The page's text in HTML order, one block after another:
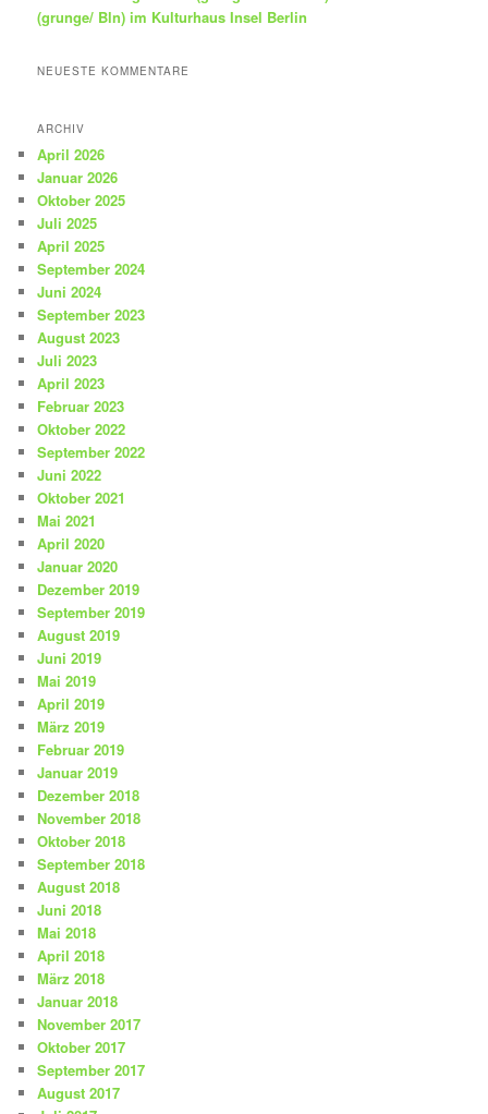
(grunge/ Bln) im Kulturhaus Insel Berlin
NEUESTE KOMMENTARE
ARCHIV
April 2026
Januar 2026
Oktober 2025
Juli 2025
April 2025
September 2024
Juni 2024
September 2023
August 2023
Juli 2023
April 2023
Februar 2023
Oktober 2022
September 2022
Juni 2022
Oktober 2021
Mai 2021
April 2020
Januar 2020
Dezember 2019
September 2019
August 2019
Juni 2019
Mai 2019
April 2019
März 2019
Februar 2019
Januar 2019
Dezember 2018
November 2018
Oktober 2018
September 2018
August 2018
Juni 2018
Mai 2018
April 2018
März 2018
Januar 2018
November 2017
Oktober 2017
September 2017
August 2017